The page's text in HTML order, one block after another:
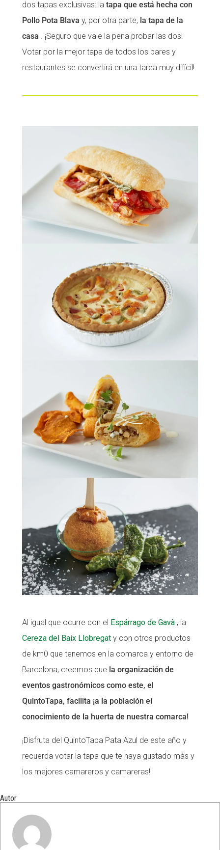
dos tapas exclusivas: la tapa que está hecha con
Pollo Pota Blava y, por otra parte, la tapa de la
casa . ¡Seguro que vale la pena probar las dos!
Votar por la mejor tapa de todos los bares y
restaurantes se convertirá en una tarea muy difícil!
Al igual que ocurre con el Espárrago de Gavà, la
Cereza del Baix Llobregaty con otros productos
de km0 que tenemos en la comarca y entorno de
Barcelona, ​​creemos que la organización de
eventos gastronómicos como este, el
QuintoTapa, facilita ¡a la población el
conocimiento de la huerta de nuestra comarca!
¡Disfruta del QuintoTapa Pata Azul de este año y
recuerda votar la tapa que te haya gustado más y
los mejores camareros y camareras!
Autor